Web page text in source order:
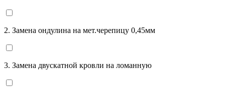
2. Замена ондулина на мет.черепицу 0,45мм
3. Замена двускатной кровли на ломанную